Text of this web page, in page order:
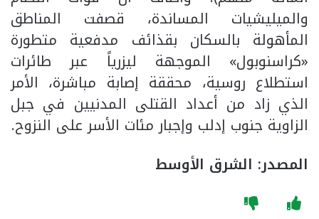
والميليشيات المساندة، قصفت المناطق
المأهولة بالسكان بقذائف مدفعية متطورة
«كراسنوبول» الموجهة ليزرياً عبر طائرات
استطلاع روسية، محققة إصابة مباشرة، الأمر
الذي زاد من أعداد القتلى المدنيين في جبل
الزاوية جنوب إدلب وإجبار مئات الأسر على النزوح.
المصدر: الشرق الأوسط